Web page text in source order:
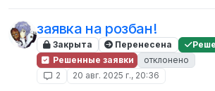
заявка на розбан!
Закрыта Перенесена
Решенные заявки
отклонено
2
20 авг. 2025 г., 20:36